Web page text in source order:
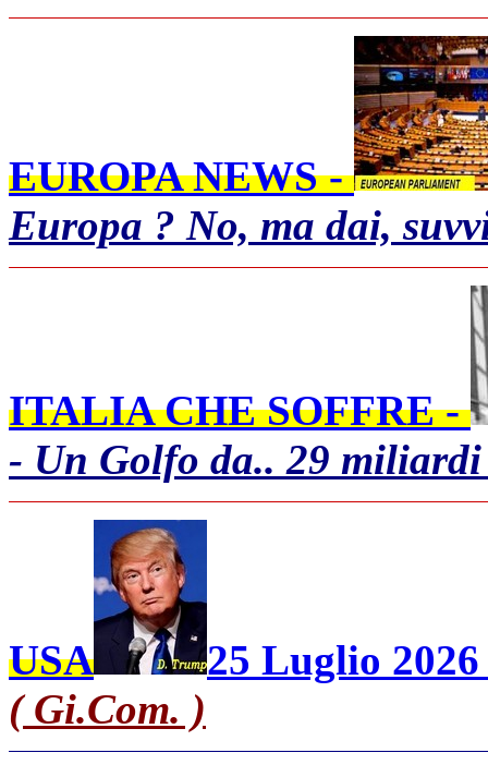
EUROPA NEWS -
Europa ? No, ma dai,
ITALIA CHE SOFFRE -
- Un Golfo da.. 29
USA
25 Luglio
( Gi.Com. )